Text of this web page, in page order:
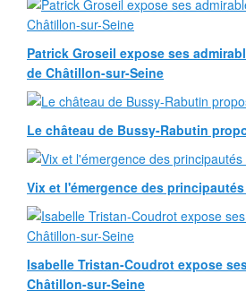
Patrick Groseil expose ses
de Châtillon-sur-Seine
Le château de Bussy-Rabutin
Vix et l'émergence des
Isabelle Tristan-Coudrot expose
Châtillon-sur-Seine